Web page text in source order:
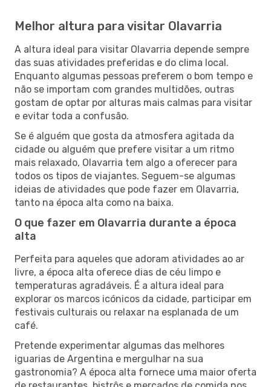
Melhor altura para visitar Olavarria
A altura ideal para visitar Olavarria depende sempre
das suas atividades preferidas e do clima local.
Enquanto algumas pessoas preferem o bom tempo e
não se importam com grandes multidões, outras
gostam de optar por alturas mais calmas para visitar
e evitar toda a confusão.
Se é alguém que gosta da atmosfera agitada da
cidade ou alguém que prefere visitar a um ritmo
mais relaxado, Olavarria tem algo a oferecer para
todos os tipos de viajantes. Seguem-se algumas
ideias de atividades que pode fazer em Olavarria,
tanto na época alta como na baixa.
O que fazer em Olavarria durante a época
alta
Perfeita para aqueles que adoram atividades ao ar
livre, a época alta oferece dias de céu limpo e
temperaturas agradáveis. É a altura ideal para
explorar os marcos icónicos da cidade, participar em
festivais culturais ou relaxar na esplanada de um
café.
Pretende experimentar algumas das melhores
iguarias de Argentina e mergulhar na sua
gastronomia? A época alta fornece uma maior oferta